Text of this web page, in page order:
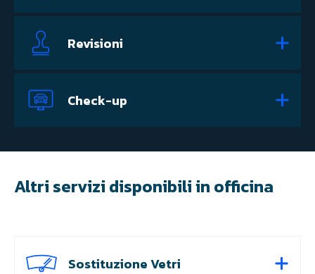
Revisioni
Check-up
Altri servizi disponibili in officina
Sostituzione Vetri